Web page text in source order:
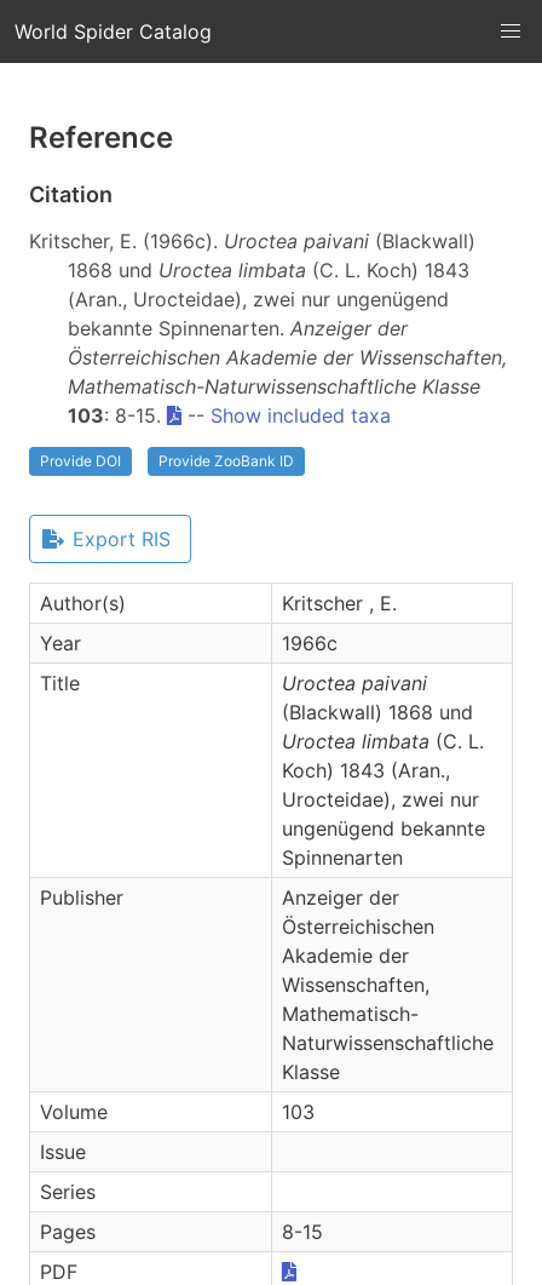
World Spider Catalog
Reference
Citation
Kritscher, E. (1966c). Uroctea paivani (Blackwall)
1868 und Uroctea limbata (C. L. Koch) 1843
(Aran., Urocteidae), zwei nur ungenügend
bekannte Spinnenarten. Anzeiger der
Österreichischen Akademie der Wissenschaften,
Mathematisch-Naturwissenschaftliche Klasse
103: 8-15. -- Show included taxa
Provide DOI Provide ZooBank ID
Export RIS
Author(s)
Kritscher , E.
Year
1966c
Title
Uroctea paivani
(Blackwall) 1868 und
Uroctea limbata (C. L.
Koch) 1843 (Aran.,
Urocteidae), zwei nur
ungenügend bekannte
Spinnenarten
Publisher
Anzeiger der
Österreichischen
Akademie der
Wissenschaften,
Mathematisch-
Naturwissenschaftliche
Klasse
Volume
103
Issue
Series
Pages
8-15
PDF